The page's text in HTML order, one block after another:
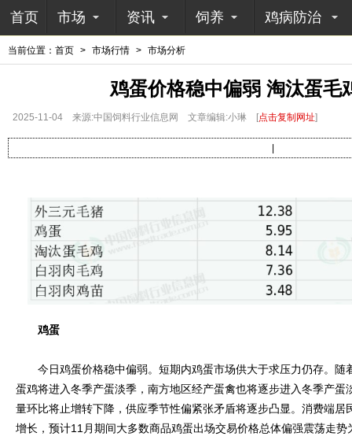
首页 市场 资讯 饲养 鸡病防治
当前位置： 首页 > 市场行情 > 市场分析
鸡蛋价格稳中偏弱 淘汰蛋毛
2025-11-04 来源:中国饲料行业信息网 文章编辑:小琳 [点击复制网址]
鸡蛋
今日鸡蛋价格稳中偏弱。短期内鸡蛋市场供大于求压力仍存。随
蛋鸡将进入冬季产蛋淡季，南方地区经产蛋禽也将逐步进入冬季产蛋
量环比将止增转下降，供应季节性偏紧张矛盾将逐步凸显。消费端居
增长，预计11月期间大多数商品鸡蛋出场交易价格总体偏强震荡走